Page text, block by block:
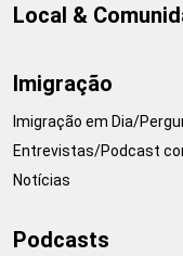
Local &
Imigração
Imigração em Dia/
Entrevistas/Podcast
Notícias
Podcasts